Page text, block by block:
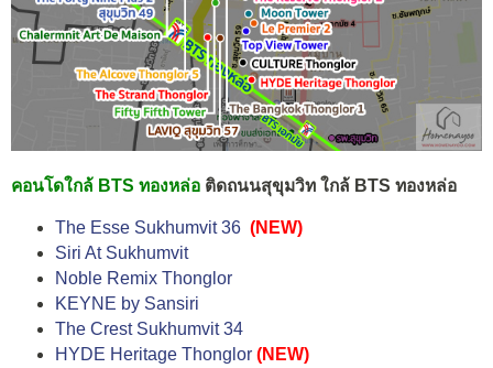
คอนโดใกล้ BTS ทองหล่อ ติดถนนสุขุมวิท ใกล้ BTS ทองหล่อ
The Esse Sukhumvit 36 (NEW)
Siri At Sukhumvit
Noble Remix Thonglor
KEYNE by Sansiri
The Crest Sukhumvit 34
HYDE Heritage Thonglor (NEW)